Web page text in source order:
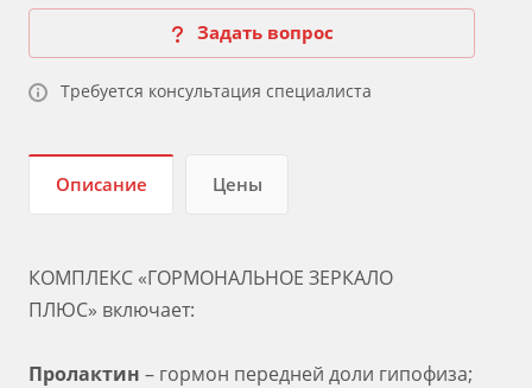
Задать вопрос
Требуется консультация специалиста
Описание Цены
КОМПЛЕКС «ГОРМОНАЛЬНОЕ ЗЕРКАЛО
ПЛЮС» включает:
Пролактин – гормон передней доли гипофиза;